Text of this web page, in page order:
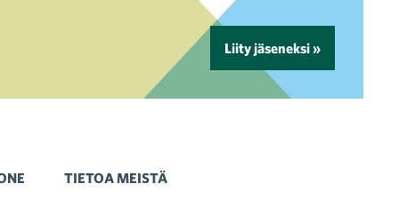
Liity jäseneksi »
TIETOA MEISTÄ